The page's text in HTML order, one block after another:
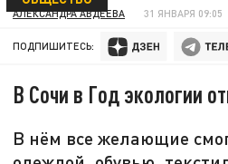
АЛЕКСАНДРА АВДЕЕВА 31 ЯНВАРЯ 09:05
ПОДПИШИТЕСЬ:
В Сочи в Год экологии
В нём все желающие